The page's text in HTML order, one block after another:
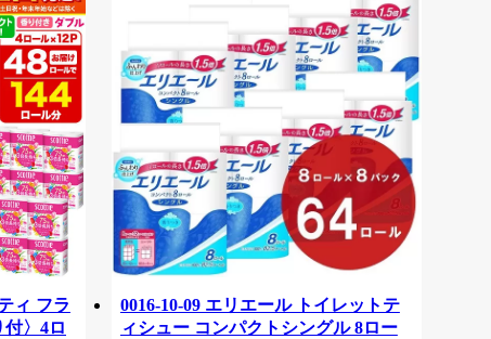
ィ フラ
〉4ロ
0016-10-09 エリエール トイレットテ
ィシュー コンパクトシングル 8ロー